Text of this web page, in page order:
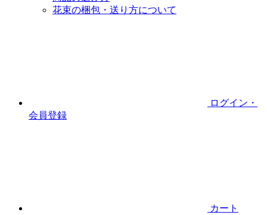
花束の梱包・送り方について
ログイン・
会員登録
カート